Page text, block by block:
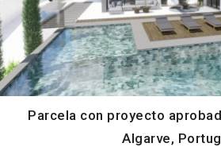
Parcela con proyecto
Algarve,